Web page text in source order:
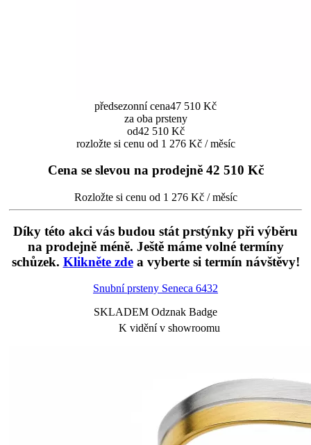
předsezonní cena47 510 Kč
za oba prsteny
od42 510 Kč
rozložte si cenu od 1 276 Kč / měsíc
Cena se slevou na prodejně 42 510 Kč
Rozložte si cenu od 1 276 Kč / měsíc
Díky této akci vás budou stát prstýnky při výběru
na prodejně méně. Ještě máme volné termíny
schůzek. Klikněte zdea vyberte si termín návštěvy!
Snubní prsteny Seneca 6432
SKLADEM Odznak Badge
K vidění v showroomu